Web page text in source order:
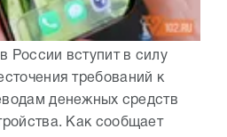
России вступит в силу
требований к
денежных средств
Как сообщает